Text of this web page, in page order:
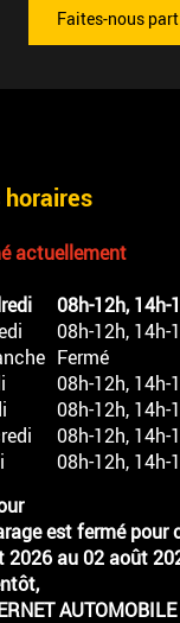
Faites-nous
horaires
actuellement
08h-12h, 14h-
08h-12h, 14h-
Fermé
08h-12h, 14h-
08h-12h, 14h-
08h-12h, 14h-
08h-12h, 14h-
est fermé pour
2026 au 02 août
AUTOMOBILE